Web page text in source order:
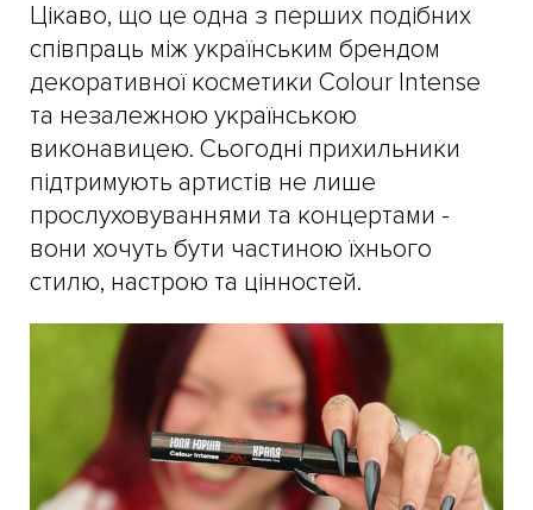
Цікаво, що це одна з перших подібних
співпраць між українським брендом
декоративної косметики Colour Intense
та незалежною українською
виконавицею. Сьогодні прихильники
підтримують артистів не лише
прослуховуваннями та концертами -
вони хочуть бути частиною їхнього
стилю, настрою та цінностей.